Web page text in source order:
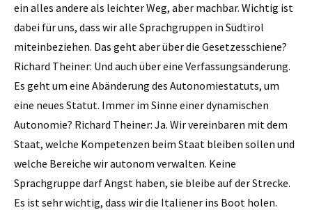
ein alles andere als leichter Weg, aber machbar. Wichtig ist
dabei für uns, dass wir alle Sprachgruppen in Südtirol
miteinbe­ziehen. Das geht aber über die Gesetzesschiene?
Richard Theiner: Und auch über eine Verfassungsänderung.
Es geht um eine Abänderung des Autonomiestatuts, um
eine neues Statut. Immer im Sinne einer dynamischen
Autonomie? Richard Theiner: Ja. Wir vereinbaren mit dem
Staat, welche Kompetenzen beim Staat bleiben sollen und
welche Bereiche wir ­autonom verwalten. Keine
Sprachgruppe darf Angst haben, sie bleibe auf der Strecke.
Es ist sehr wichtig, dass wir die Italiener ins Boot holen.